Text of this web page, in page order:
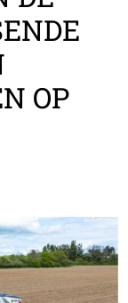
OP